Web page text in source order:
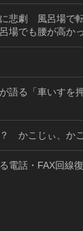
悲劇 風呂場で
場でも腰が高かっ
語る「車いすを
かこじぃ、か
電話・FAX回線復